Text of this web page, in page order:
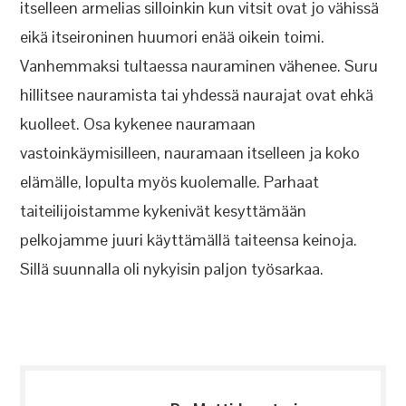
itselleen armelias silloinkin kun vitsit ovat jo vähissä
eikä itseironinen huumori enää oikein toimi.
Vanhemmaksi tultaessa nauraminen vähenee. Suru
hillitsee nauramista tai yhdessä naurajat ovat ehkä
kuolleet. Osa kykenee nauramaan
vastoinkäymisilleen, nauramaan itselleen ja koko
elämälle, lopulta myös kuolemalle. Parhaat
taiteilijoistamme kykenivät kesyttämään
pelkojamme juuri käyttämällä taiteensa keinoja.
Sillä suunnalla oli nykyisin paljon työsarkaa.